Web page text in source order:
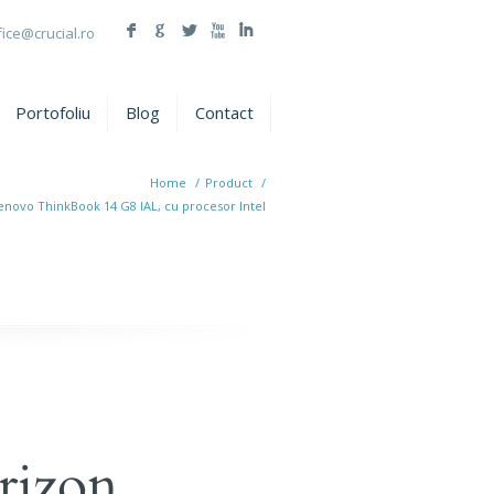
F G L X I
Portofoliu Blog Contact
Home / Product /
ThinkBook 14 G8 IAL, cu procesor Intel